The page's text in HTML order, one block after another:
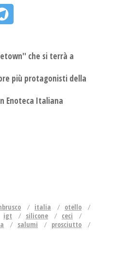
che si terrà a
più protagonisti della
Enoteca Italiana
italia
otello
igt silicone
ceci
salumi
prosciutto